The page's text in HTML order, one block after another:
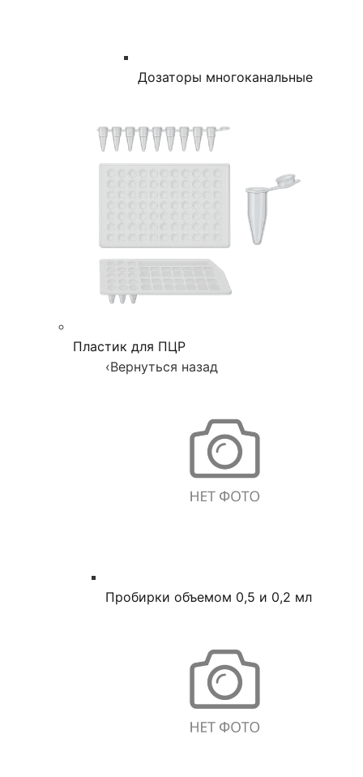
Дозаторы многоканальные
Пластик для ПЦР
‹Вернуться назад
Пробирки объемом 0,5 и 0,2 мл